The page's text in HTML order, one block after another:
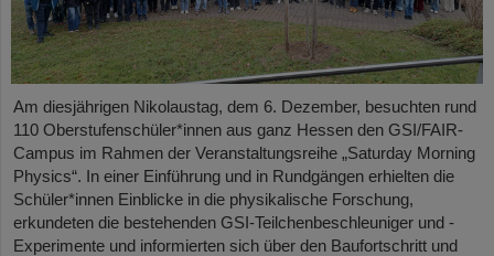
Am diesjährigen Nikolaustag, dem 6. Dezember, besuchten rund
110 Oberstufenschüler*innen aus ganz Hessen den GSI/FAIR-
Campus im Rahmen der Veranstaltungsreihe „Saturday Morning
Physics“. In einer Einführung und in Rundgängen erhielten die
Schüler*innen Einblicke in die physikalische Forschung,
erkundeten die bestehenden GSI-Teilchenbeschleuniger und -
Experimente und informierten sich über den Baufortschritt und